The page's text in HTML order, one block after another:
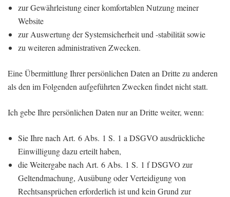
zur Gewährleistung einer komfortablen Nutzung meiner
Website
zur Auswertung der Systemsicherheit und -stabilität sowie
zu weiteren administrativen Zwecken.
Eine Übermittlung Ihrer persönlichen Daten an Dritte zu anderen
als den im Folgenden aufgeführten Zwecken findet nicht statt.
Ich gebe Ihre persönlichen Daten nur an Dritte weiter, wenn:
Sie Ihre nach Art. 6 Abs. 1 S. 1 a DSGVO ausdrückliche
Einwilligung dazu erteilt haben,
die Weitergabe nach Art. 6 Abs. 1 S. 1 f DSGVO zur
Geltendmachung, Ausübung oder Verteidigung von
Rechtsansprüchen erforderlich ist und kein Grund zur